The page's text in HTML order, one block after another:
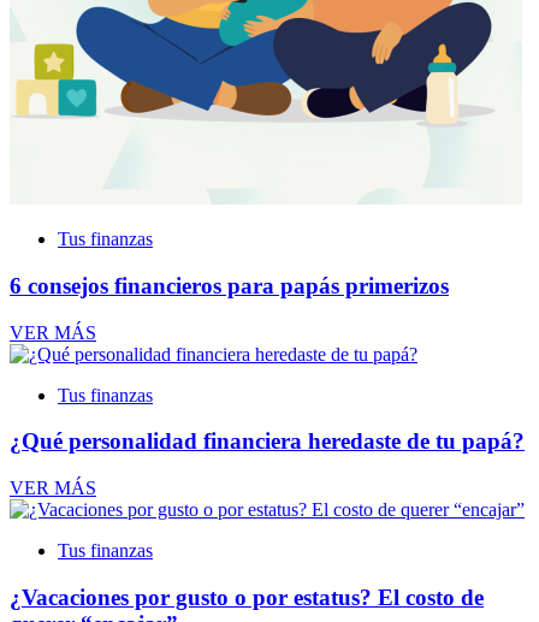
Tus finanzas
6 consejos financieros para papás primerizos
VER MÁS
Tus finanzas
¿Qué personalidad financiera heredaste de tu papá?
VER MÁS
Tus finanzas
¿Vacaciones por gusto o por estatus? El costo de